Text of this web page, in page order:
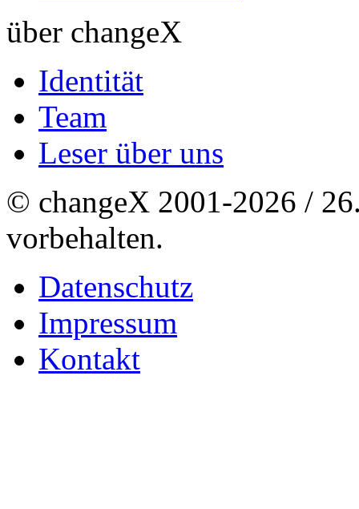
über changeX
Identität
Team
Leser über uns
© changeX 2001-2026 /
vorbehalten.
Datenschutz
Impressum
Kontakt